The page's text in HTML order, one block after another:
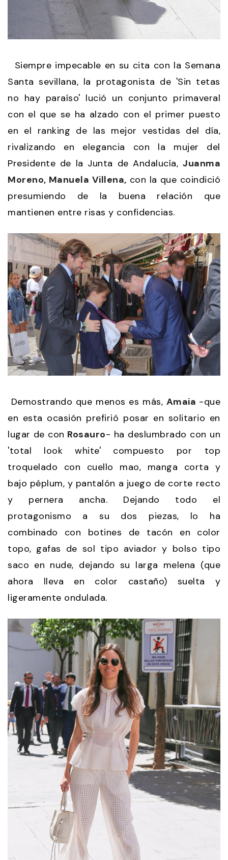
Siempre impecable en su cita con la Semana
Santa sevillana, la protagonista de 'Sin tetas
no hay paraíso' lució un conjunto primaveral
con el que se ha alzado con el primer puesto
en el ranking de las mejor vestidas del día,
rivalizando en elegancia con la mujer del
Presidente de la Junta de Andalucía, Juanma
Moreno, Manuela Villena, con la que coindició
presumiendo de la buena relación que
mantienen entre risas y confidencias.
Demostrando que menos es más, Amaia -que
en esta ocasión prefirió posar en solitario en
lugar de con Rosauro- ha deslumbrado con un
'total look white' compuesto por top
troquelado con cuello mao, manga corta y
bajo péplum, y pantalón a juego de corte recto
y pernera ancha. Dejando todo el
protagonismo a su dos piezas, lo ha
combinado con botines de tacón en color
topo, gafas de sol tipo aviador y bolso tipo
saco en nude, dejando su larga melena (que
ahora lleva en color castaño) suelta y
ligeramente ondulada.